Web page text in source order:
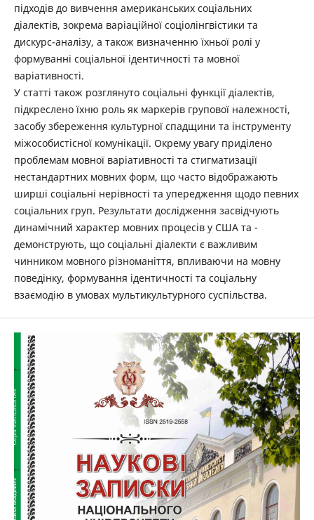
підходів до вивчення американських соціальних
діалектів, зокрема варіаційної соціолінгвістики та
дискурс-аналізу, а також визначенню їхньої ролі у
формуванні соціальної ідентичності та мовної
варіативності.
У статті також розглянуто соціальні функції діалектів,
підкреслено їхню роль як маркерів групової належності,
засобу збереження культурної спадщини та інструменту
міжособистісної комунікації. Окрему увагу приділено
проблемам мовної ­варіативності та стигматизації
нестандартних мовних форм, що часто відображають
ширші соціальні нерівності та упередження щодо певних
соціальних груп. Результати дослідження засвідчують
динамічний характер мовних процесів у США та ­
демонструють, що соціальні діалекти є важливим
чинником мовного різноманіття, впливаючи на мовну
поведінку, формування ідентичності та соціальну
взаємодію в умовах мультикультурного суспільства.